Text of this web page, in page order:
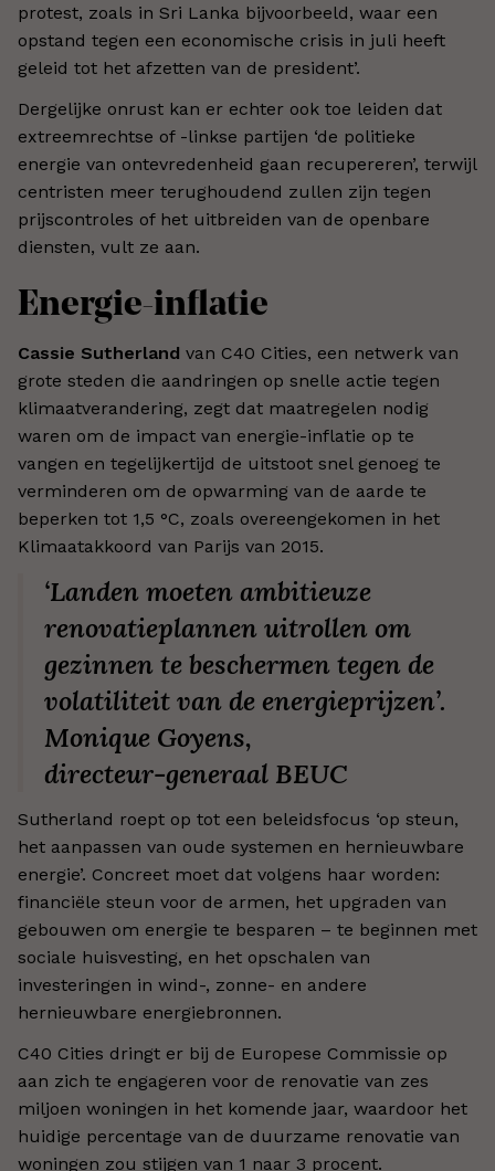
protest, zoals in Sri Lanka bijvoorbeeld, waar een
opstand tegen een economische crisis in juli heeft
geleid tot het afzetten van de president’.
Dergelijke onrust kan er echter ook toe leiden dat
extreemrechtse of -linkse partijen ‘de politieke
energie van ontevredenheid gaan recupereren’, terwijl
centristen meer terughoudend zullen zijn tegen
prijscontroles of het uitbreiden van de openbare
diensten, vult ze aan.
Energie-inflatie
Cassie Sutherland van C40 Cities, een netwerk van
grote steden die aandringen op snelle actie tegen
klimaatverandering, zegt dat maatregelen nodig
waren om de impact van energie-inflatie op te
vangen en tegelijkertijd de uitstoot snel genoeg te
verminderen om de opwarming van de aarde te
beperken tot 1,5 °C, zoals overeengekomen in het
Klimaatakkoord van Parijs van 2015.
‘Landen moeten ambitieuze
renovatieplannen uitrollen om
gezinnen te beschermen tegen de
volatiliteit van de energieprijzen’.
Monique Goyens,
directeur-generaal BEUC
Sutherland roept op tot een beleidsfocus ‘op steun,
het aanpassen van oude systemen en hernieuwbare
energie’. Concreet moet dat volgens haar worden:
financiële steun voor de armen, het upgraden van
gebouwen om energie te besparen – te beginnen met
sociale huisvesting, en het opschalen van
investeringen in wind-, zonne- en andere
hernieuwbare energiebronnen.
C40 Cities dringt er bij de Europese Commissie op
aan zich te engageren voor de renovatie van zes
miljoen woningen in het komende jaar, waardoor het
huidige percentage van de duurzame renovatie van
woningen zou stijgen van 1 naar 3 procent.